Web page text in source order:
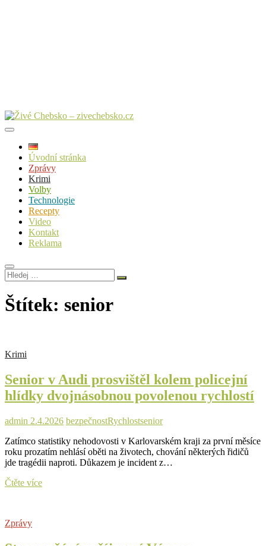
Úvodní stránka
Zprávy
Krimi
Volby
Technologie
Recepty
Video
Kontakt
Reklama
Hledej
…
Štítek: senior
Krimi
Senior v Audi prosvištěl kolem policejní
hlídky dvojnásobnou povolenou rychlostí
admin 2.4.2026 bezpečnostRychlostsenior
Zatímco statistiky nehodovosti v Karlovarském kraji za první měsíce
roku prozatím nehlásí oběti na životech, chování některých řidičů
jde tragédii naproti. Důkazem je incident z…
Čtěte víceSenior
Zprávy